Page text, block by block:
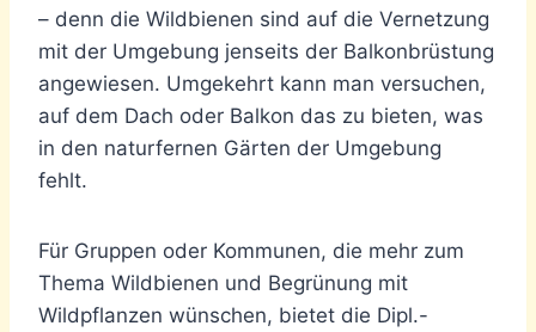
– denn die Wildbienen sind auf die Vernetzung
mit der Umgebung jenseits der Balkonbrüstung
angewiesen. Umgekehrt kann man versuchen,
auf dem Dach oder Balkon das zu bieten, was
in den naturfernen Gärten der Umgebung
fehlt.
Für Gruppen oder Kommunen, die mehr zum
Thema Wildbienen und Begrünung mit
Wildpflanzen wünschen, bietet die Dipl.-